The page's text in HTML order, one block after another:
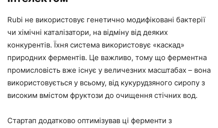
Rubi не використовує генетично модифіковані бактерії
чи хімічні каталізатори, на відміну від деяких
конкурентів. Їхня система використовує «каскад»
природних ферментів. Це важливо, тому що ферментна
промисловість вже існує у величезних масштабах – вона
використовується у всьому, від кукурудзяного сиропу з
високим вмістом фруктози до очищення стічних вод.
Стартап додатково оптимізував ці ферменти з